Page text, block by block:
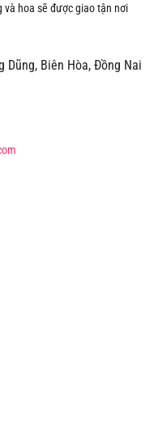
và hoa sẽ được giao tận nơi
Dũng, Biên Hòa, Đồng Nai